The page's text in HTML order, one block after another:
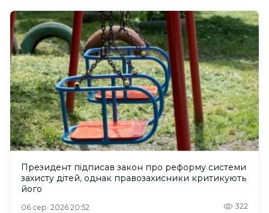
Президент підписав закон про реформу системи
захисту дітей, однак правозахисники критикують
його
06 сер. 2026 20:52 322